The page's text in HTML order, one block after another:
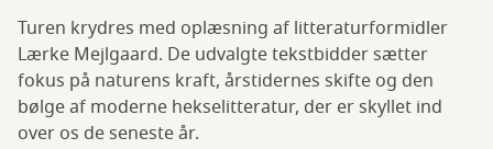
Turen krydres med oplæsning af litteraturformidler
Lærke Mejlgaard. De udvalgte tekstbidder sætter
fokus på naturens kraft, årstidernes skifte og den
bølge af moderne hekselitteratur, der er skyllet ind
over os de seneste år.